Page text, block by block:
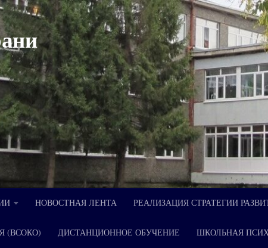
НОВОСТНАЯ ЛЕНТА РЕАЛИЗАЦИЯ СТРАТЕГИИ
(ВСОКО) ДИСТАНЦИОННОЕ ОБУЧЕНИЕ ШКОЛЬНАЯ